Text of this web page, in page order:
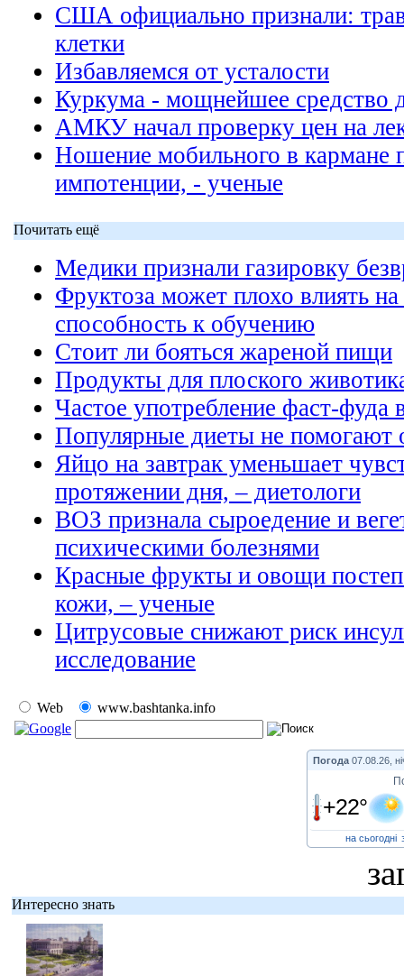
США официально признали:
клетки
Избавляемся от усталости
Куркума - мощнейшее средство
АМКУ начал проверку цен на
Ношение мобильного в кармане
импотенции, - ученые
Почитать ещё
Медики признали газировку
Фруктоза может плохо влиять
способность к обучению
Стоит ли бояться жареной пищи
Продукты для плоского
Частое употребление фаст-фуда
Популярные диеты не помогают
Яйцо на завтрак уменьшает
протяжении дня, – диетологи
ВОЗ признала сыроедение и
психическими болезнями
Красные фрукты и овощи
кожи, – ученые
Цитрусовые снижают риск
исследование
Web www.bashtanka.info
Погода 07.08.26,
+22°
на сьогодні
Интересно знать